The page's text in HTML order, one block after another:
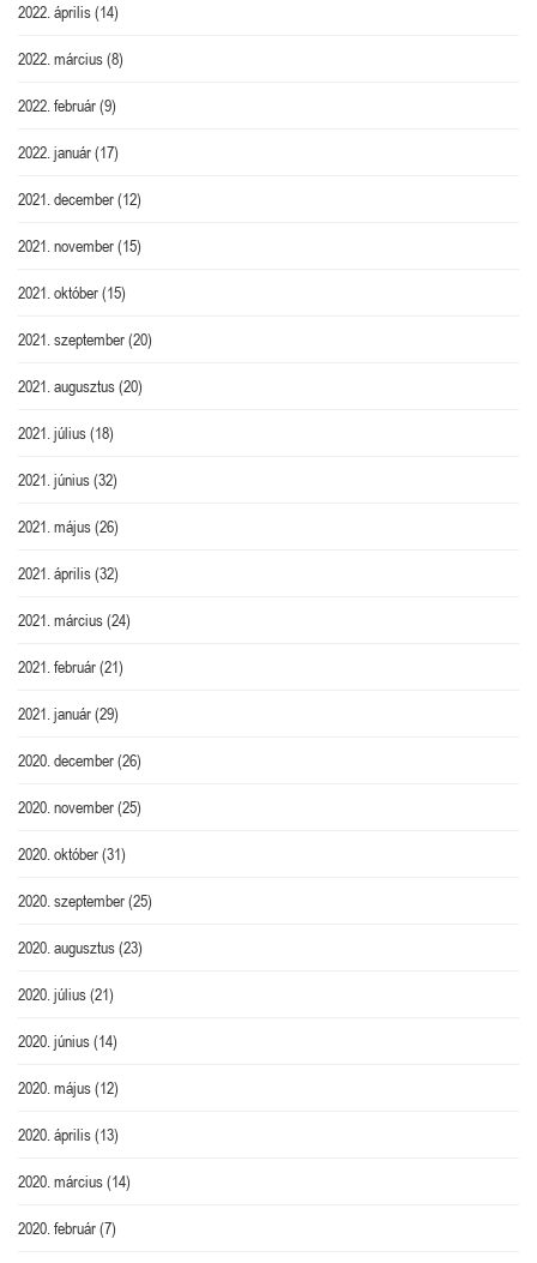
2022. április(14)
2022. március(8)
2022. február(9)
2022. január(17)
2021. december(12)
2021. november(15)
2021. október(15)
2021. szeptember(20)
2021. augusztus(20)
2021. július(18)
2021. június(32)
2021. május(26)
2021. április(32)
2021. március(24)
2021. február(21)
2021. január(29)
2020. december(26)
2020. november(25)
2020. október(31)
2020. szeptember(25)
2020. augusztus(23)
2020. július(21)
2020. június(14)
2020. május(12)
2020. április(13)
2020. március(14)
2020. február(7)